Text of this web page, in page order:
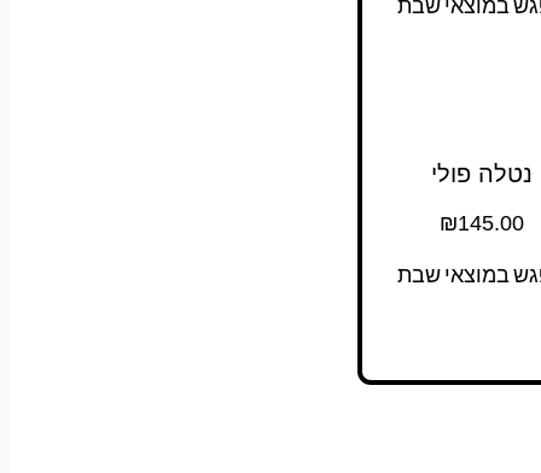
נטלה פולי
₪145.00
במוצאי שבת